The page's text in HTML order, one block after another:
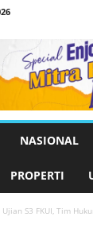
NASIONAL
PROPERTI
S3 FKUI, Tim